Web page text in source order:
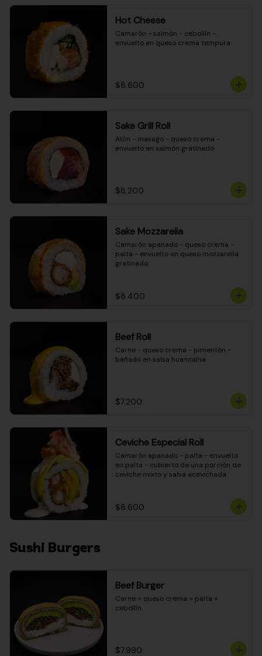
Hot Cheese
Camarón - salmón - cebollín -
envuelto en queso crema tempura
$8.600
Sake Grill Roll
Atún - masago - queso crema -
envuelto en salmón gratinado
$8.200
Sake Mozzarella
Camarón apanado - queso crema -
palta - envuelto en queso mozzarella
gratinado
$8.400
Beef Roll
Carne - queso crema - pimentón -
bañado en salsa huancaína
$7.200
Ceviche Especial Roll
Camarón apanado - palta - envuelto
en palta - cubierto de una porción de
ceviche mixto y salsa acevichada
$8.600
Sushi Burgers
Beef Burger
Carne + queso crema + palta +
cebollín
$7.990